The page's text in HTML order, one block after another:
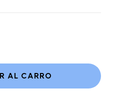
AL CARRO